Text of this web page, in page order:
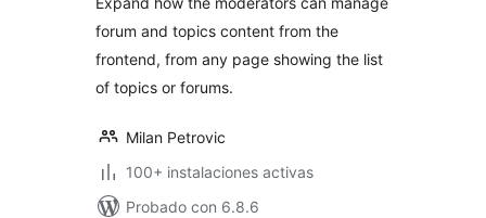
forum and topics content from the
frontend, from any page showing the list
of topics or forums.
Milan Petrovic
100+ instalaciones activas
Probado con 6.8.6